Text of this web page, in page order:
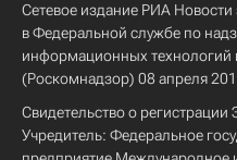
Сетевое издание РИА Новости
в Федеральной службе по
информационных
(Роскомнадзор) 08 апреля
Свидетельство о
Учредитель: Федеральное